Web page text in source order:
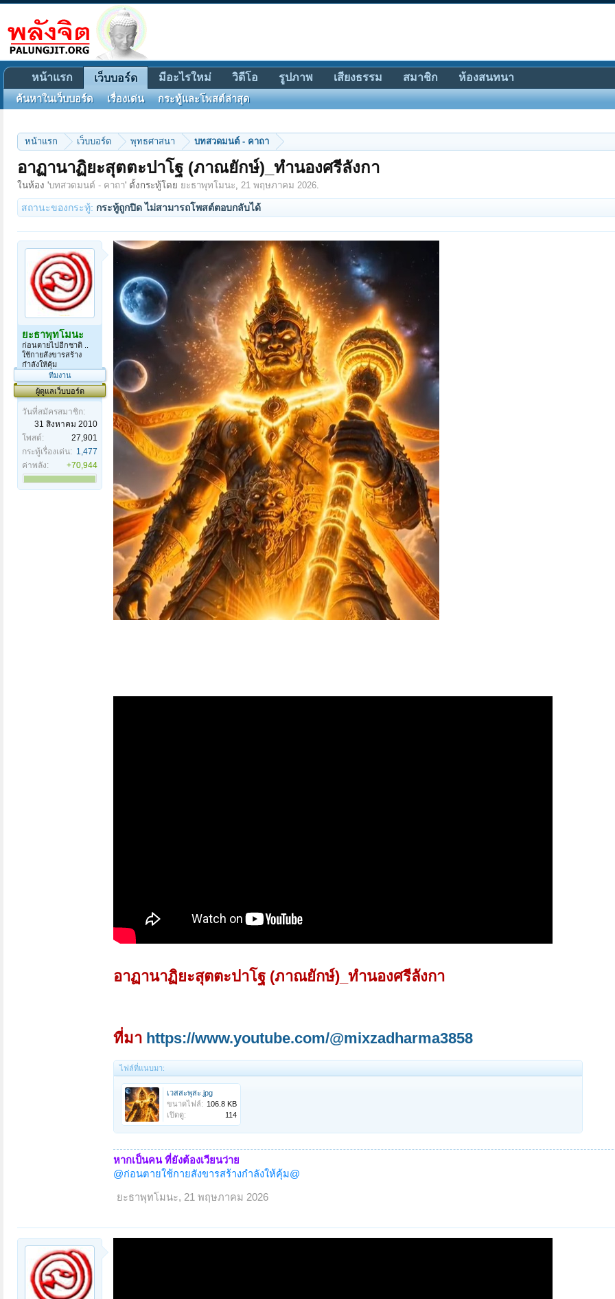
หน้าแรก เว็บบอร์ด พุทธศาสนา บทสวดมนต์ - คาถา
อาฏานาฏิยะสุตตะปาโฐ (ภาณยักษ์)_ทำนองศรีลังกา
ในห้อง 'บทสวดมนต์ - คาถา' ตั้งกระทู้โดย ยะธาพุทโมนะ, 21 พฤษภาคม 2026.
สถานะของกระทู้: กระทู้ถูกปิด ไม่สามารถโพสต์ตอบกลับได้
ยะธาพุทโมนะ
ก่อนตายไปอีกชาติ ..
ใช้กายสังขารสร้าง
กำลังให้คุ้ม
ทีมงาน
ผู้ดูแลเว็บบอร์ด
วันที่สมัครสมาชิก:
31 สิงหาคม 2010
โพสต์:
27,901
กระทู้เรื่องเด่น: 1,477
ค่าพลัง:
+70,944
อาฏานาฏิยะสุตตะปาโฐ (ภาณยักษ์)_ทำนองศรีลังกา
ที่มา https://www.youtube.com/@mixzadharma3858
ไฟล์ที่แนบมา:
เวสสะพุสะ.jpg
ขนาดไฟล์: 106.8 KB
เปิดดู:
114
หากเป็นคน ที่ยังต้องเวียนว่าย
@ก่อนตายใช้กายสังขารสร้างกำลังให้คุ้ม@
ยะธาพุทโมนะ, 21 พฤษภาคม 2026
หน้าแรก เว็บบอร์ด
ค้นหาในเว็บบอร์ด เรื่องเด่น กระทู้และโพสต์ล่าสุด
มีอะไรใหม่ วิดีโอ รูปภาพ เสียงธรรม สมาชิก ห้องสนทนา